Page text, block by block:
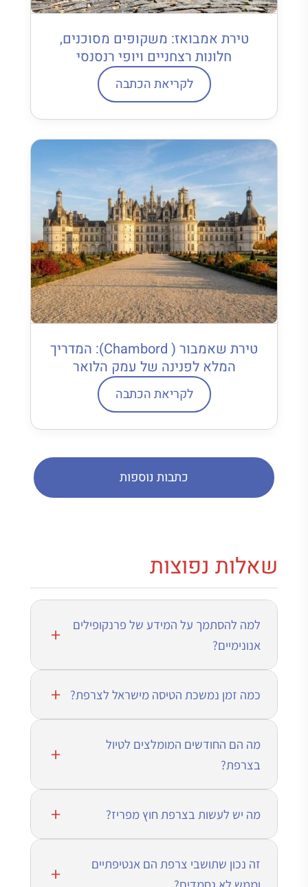
טירת אמבואז: משקופים מסוכנים,
חלונות רצחניים ויופי רנסנסי
לקריאת הכתבה
טירת שאמבור ( Chambord): המדריך
המלא לפנינה של עמק הלואר
לקריאת הכתבה
כתבות נוספות
שאלות נפוצות
למה להסתמך על המידע של פרנקופילים
אנונימיים?
כמה זמן נמשכת הטיסה מישראל לצרפת?
מה הם החודשים המומלצים לטיול
בצרפת?
מה יש לעשות בצרפת חוץ מפריז?
זה נכון שתושבי צרפת הם אנטיפתיים